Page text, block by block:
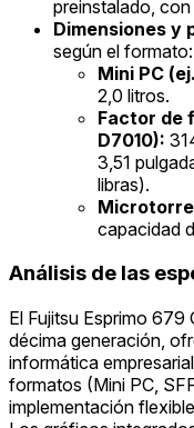
preinstalado,
Dimensiones y
según el formato:
Mini PC
2,0 litros.
Factor de
D7010):
3,51
libras).
Microtorre
capacidad
Análisis de las
El Fujitsu Esprimo
décima generación,
informática
formatos (Mini PC,
implementación